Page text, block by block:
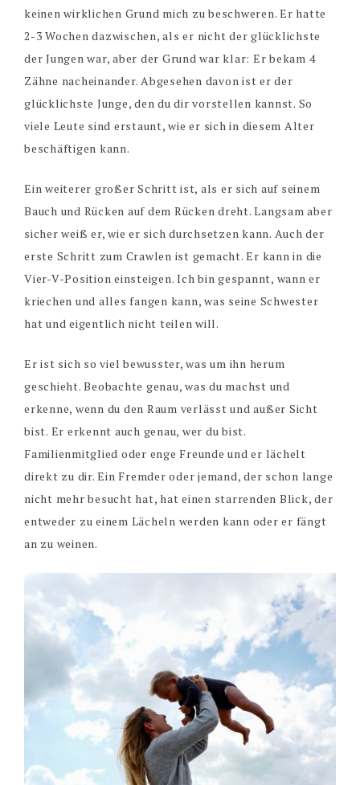
keinen wirklichen Grund mich zu beschweren. Er hatte
2-3 Wochen dazwischen, als er nicht der glücklichste
der Jungen war, aber der Grund war klar: Er bekam 4
Zähne nacheinander. Abgesehen davon ist er der
glücklichste Junge, den du dir vorstellen kannst. So
viele Leute sind erstaunt, wie er sich in diesem Alter
beschäftigen kann.
Ein weiterer großer Schritt ist, als er sich auf seinem
Bauch und Rücken auf dem Rücken dreht. Langsam aber
sicher weiß er, wie er sich durchsetzen kann. Auch der
erste Schritt zum Crawlen ist gemacht. Er kann in die
Vier-V-Position einsteigen. Ich bin gespannt, wann er
kriechen und alles fangen kann, was seine Schwester
hat und eigentlich nicht teilen will.
Er ist sich so viel bewusster, was um ihn herum
geschieht. Beobachte genau, was du machst und
erkenne, wenn du den Raum verlässt und außer Sicht
bist. Er erkennt auch genau, wer du bist.
Familienmitglied oder enge Freunde und er lächelt
direkt zu dir. Ein Fremder oder jemand, der schon lange
nicht mehr besucht hat, hat einen starrenden Blick, der
entweder zu einem Lächeln werden kann oder er fängt
an zu weinen.